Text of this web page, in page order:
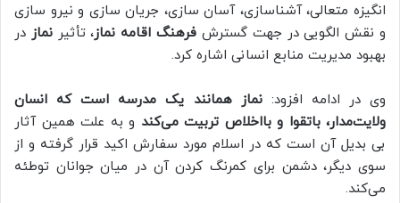
انگیزه متعالی، آشناسازی، آسان سازی، جریان سازی و نیرو سازی
و نقش الگویی در جهت گسترش فرهنگ اقامه نماز، تأثیرنماز در
بهبود مدیریت منابع انسانی اشاره کرد.
وی در ادامه افزود:نماز همانند یک مدرسه است که انسان
ولایت‌مدار، باتقوا و بااخلاص تربیت می‌کند و به علت همین آثار
بی بدیل آن است که در اسلام مورد سفارش اکید قرار گرفته و از
سوی دیگر، دشمن برای کمرنگ کردن آن در میان جوانان توطئه
می‌کند.